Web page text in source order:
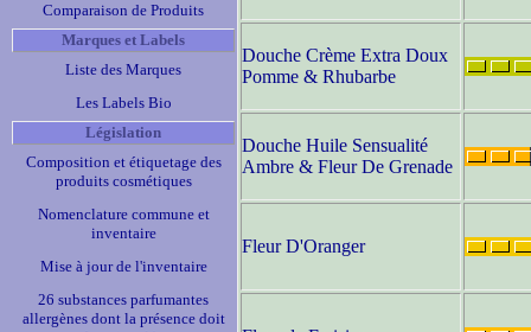
Comparaison de Produits
Marques et Labels
Liste des Marques
Les Labels Bio
Législation
Composition et étiquetage des
produits cosmétiques
Nomenclature commune et
inventaire
Mise à jour de l'inventaire
26 substances parfumantes
allergènes dont la présence doit
Douche Crème Extra Doux
Pomme & Rhubarbe
Douche Huile Sensualité
Ambre & Fleur De Grenade
Fleur D'Oranger